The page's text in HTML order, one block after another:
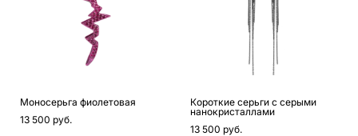
Моносерьга фиолетовая
13 500 pуб.
Короткие серьги с серыми
нанокристаллами
13 500 pуб.